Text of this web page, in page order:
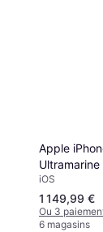
Apple
Ultramarine
iOS
1 149,99 €
Ou 3
6 magasins